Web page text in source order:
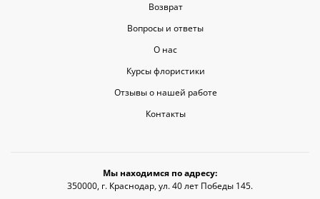
Возврат
Вопросы и ответы
О нас
Курсы флористики
Отзывы о нашей работе
Контакты
Мы находимся по адресу:
350000, г. Краснодар, ул. 40 лет Победы 145.